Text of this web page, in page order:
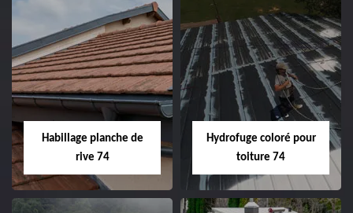
Habillage planche de
rive 74
Hydrofuge coloré pour
toiture 74